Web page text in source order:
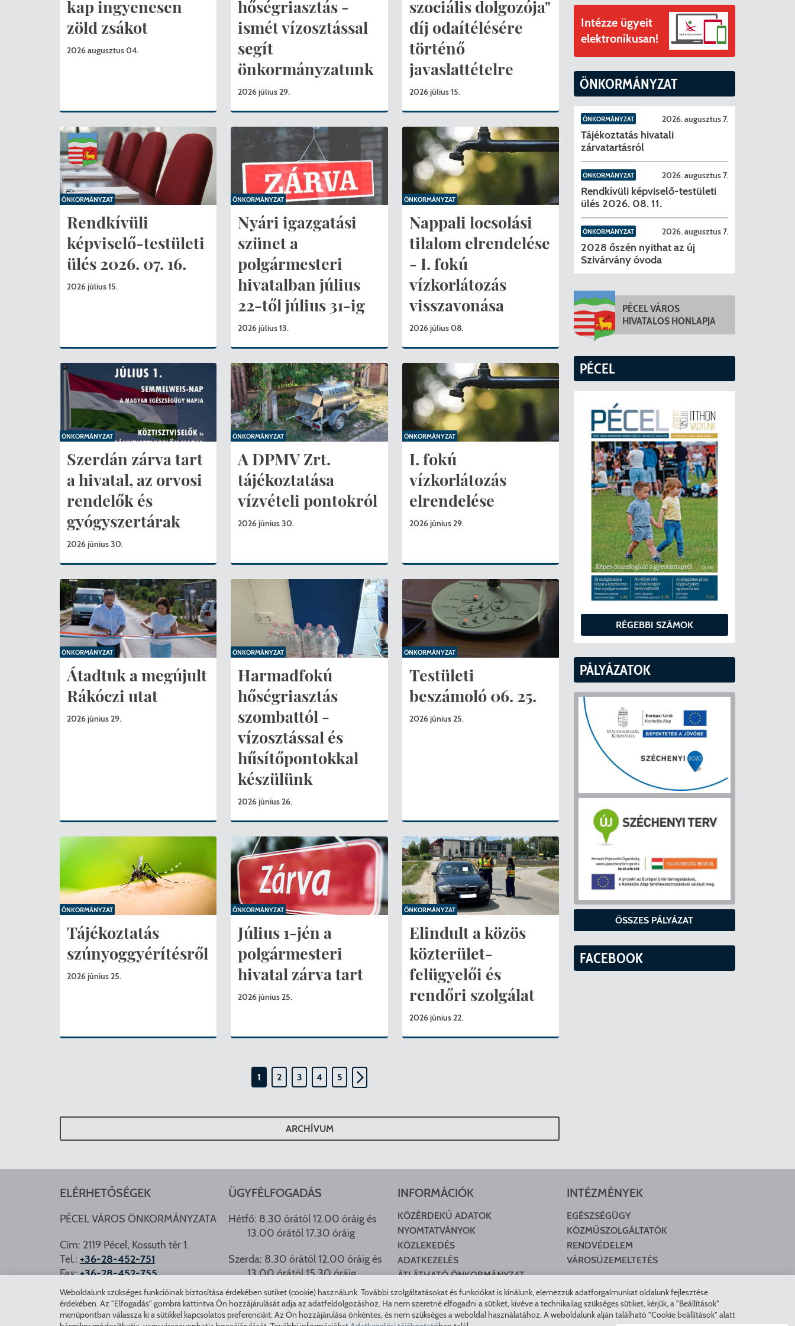
Komplex csapadékvíz-elvezetés korszerűsítése Pécelen II. ütem
Pécel Város Önkormányzata 250 000 000 Ft értékű támogatást nyert az alábbi projekt vonatkozásában.
Étkezési térítési díjak
kap ingyenesen
zöld zsákot
2026 augusztus 04.
hőségriasztás -
ismét vízosztással
segít
önkormányzatunk
2026 július 29.
szociális dolgozója"
díj odaítélésére
történő
javaslattételre
2026 július 15.
Rendkívüli
képviselő-testületi
ülés 2026. 07. 16.
2026 július 15.
ÖNKORMÁNYZAT
Nyári igazgatási
szünet a
polgármesteri
hivatalban július
22-től július 31-ig
2026 július 13.
ÖNKORMÁNYZAT
Nappali locsolási
tilalom elrendelése
- I. fokú
vízkorlátozás
visszavonása
2026 július 08.
ÖNKORMÁNYZAT
Szerdán zárva tart
a hivatal, az orvosi
rendelők és
gyógyszertárak
2026 június 30.
ÖNKORMÁNYZAT
A DPMV Zrt.
tájékoztatása
vízvételi pontokról
2026 június 30.
ÖNKORMÁNYZAT
I. fokú
vízkorlátozás
elrendelése
2026 június 29.
ÖNKORMÁNYZAT
Átadtuk a megújult
Rákóczi utat
2026 június 29.
ÖNKORMÁNYZAT
Harmadfokú
hőségriasztás
szombattól -
vízosztással és
hűsítőpontokkal
készülünk
2026 június 26.
ÖNKORMÁNYZAT
Testületi
beszámoló 06. 25.
2026 június 25.
ÖNKORMÁNYZAT
Tájékoztatás
szúnyoggyérítésről
2026 június 25.
ÖNKORMÁNYZAT
Július 1-jén a
polgármesteri
hivatal zárva tart
2026 június 25.
ÖNKORMÁNYZAT
Elindult a közös
közterület-
felügyelői és
rendőri szolgálat
2026 június 22.
ÖNKORMÁNYZAT
1 2 3 4 5
ARCHÍVUM
Intézze ügyeit
elektronikusan!
ÖNKORMÁNYZAT
ÖNKORMÁNYZAT 2026. augusztus 7.
Tájékoztatás hivatali
zárvatartásról
ÖNKORMÁNYZAT 2026. augusztus 7.
Rendkívüli képviselő-testületi
ülés 2026. 08. 11.
ÖNKORMÁNYZAT 2026. augusztus 7.
2028 őszén nyithat az új
Szivárvány óvoda
PÉCEL VÁROS
HIVATALOS HONLAPJA
PÉCEL
RÉGEBBI SZÁMOK
PÁLYÁZATOK
ÖSSZES PÁLYÁZAT
FACEBOOK
ELÉRHETŐSÉGEK
PÉCEL VÁROS ÖNKORMÁNYZATA
Cím: 2119 Pécel, Kossuth tér 1.
Tel.: +36-28-452-751
Fax:+36-28-452-755
e-mail:
hivatal@pecel.hu
Weboldallal kapcsolatos észrevételek:
ÜGYFÉLFOGADÁS
Hétfő: 8.30 órától 12.00 óráig és
13.00 órától 17.30 óráig
Szerda: 8.30 órától 12.00 óráig és
13.00 órától 15.30 óráig
PÉCEL.HU ARCHÍVUM
INFORMÁCIÓK
KÖZÉRDEKŰ ADATOK
NYOMTATVÁNYOK
KÖZLEKEDÉS
ADATKEZELÉS
ÁTLÁTHATÓ ÖNKORMÁNYZAT
COOKIE BEÁLLÍTÁSOK
INTÉZMÉNYEK
EGÉSZSÉGÜGY
KÖZMŰSZOLGÁLTATÓK
RENDVÉDELEM
VÁROSÜZEMELTETÉS
KERESÉS
Weboldalunk szükséges funkcióinak biztosítása érdekében sütiket (cookie) használunk. További szolgáltatásokat és funkciókat is kínálunk, elemezzük adatforgalmunkat oldalunk fejlesztése
érdekében. Az "Elfogadás" gombra kattintva Ön hozzájárulását adja az adatfeldolgozáshoz. Ha nem szeretné elfogadni a sütiket, kivéve a technikailag szükséges sütiket, kérjük, a "Beállítások"
menüpontban válassza ki a sütikkel kapcsolatos preferenciáit. Az Ön hozzájárulása önkéntes, és nem szükséges a weboldal használatához. A weboldalunk alján található "Cookie beállítások" alatt